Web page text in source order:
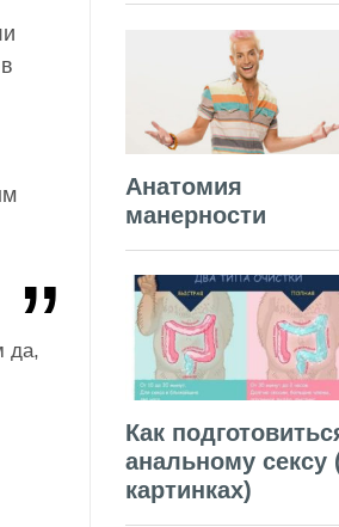
да,
Анатомия
манерности
Как
анальному сексу
картинках)